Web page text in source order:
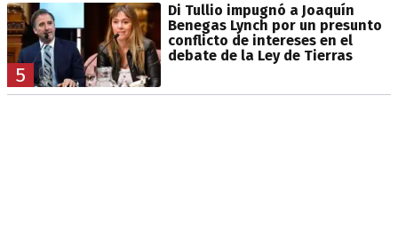
5
Di Tullio impugnó a Joaquín
Benegas Lynch por un presunto
conflicto de intereses en el
debate de la Ley de Tierras